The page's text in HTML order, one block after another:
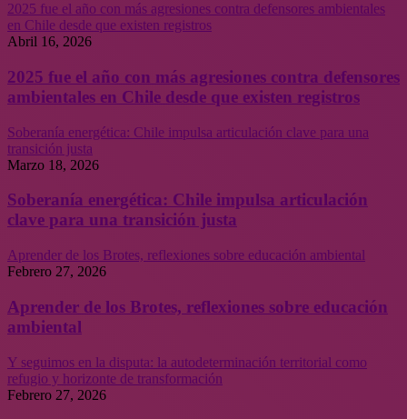
2025 fue el año con más agresiones contra defensores ambientales
en Chile desde que existen registros
Abril 16, 2026
2025 fue el año con más agresiones contra defensores
ambientales en Chile desde que existen registros
Soberanía energética: Chile impulsa articulación clave para una
transición justa
Marzo 18, 2026
Soberanía energética: Chile impulsa articulación
clave para una transición justa
Aprender de los Brotes, reflexiones sobre educación ambiental
Febrero 27, 2026
Aprender de los Brotes, reflexiones sobre educación
ambiental
Y seguimos en la disputa: la autodeterminación territorial como
refugio y horizonte de transformación
Febrero 27, 2026